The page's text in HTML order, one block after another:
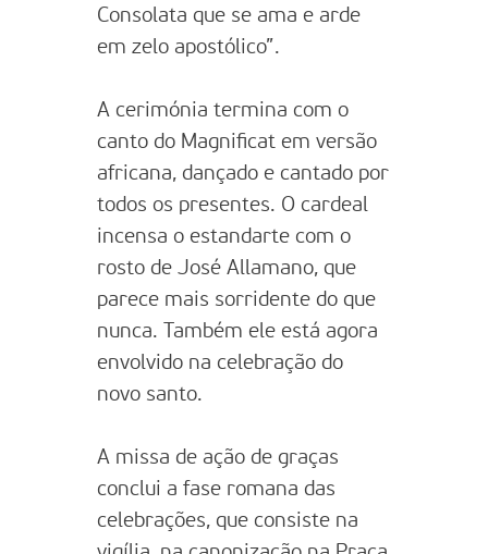
Consolata que se ama e arde
em zelo apostólico”.
A cerimónia termina com o
canto do Magnificat em versão
africana, dançado e cantado por
todos os presentes. O cardeal
incensa o estandarte com o
rosto de José Allamano, que
parece mais sorridente do que
nunca. Também ele está agora
envolvido na celebração do
novo santo.
A missa de ação de graças
conclui a fase romana das
celebrações, que consiste na